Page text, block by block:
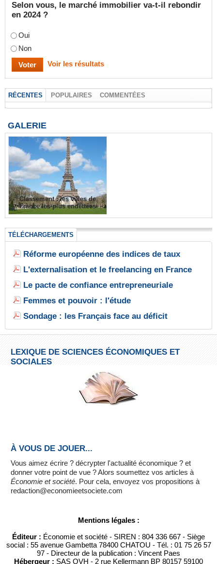
Selon vous, le marché immobilier va-t-il rebondir
en 2024 ?
Oui
Non
Voir les résultats
RÉCENTES POPULAIRES COMMENTÉES
GALERIE
Classement : les villes de
France les plus endettées
TÉLÉCHARGEMENTS
Réforme européenne des indices de taux
L'externalisation et le freelancing en France
Le pacte de confiance entrepreneuriale
Femmes et pouvoir : l'étude
Sondage : les Français face au déficit
LEXIQUE DE SCIENCES ÉCONOMIQUES ET
SOCIALES
À VOUS DE JOUER...
Vous aimez écrire ? décrypter l'actualité économique ? et
donner votre point de vue ? Alors soumettez vos articles à
Économie et société. Pour cela, envoyez vos propositions à
redaction@economieetsociete.com
Mentions légales :
Éditeur : Économie et société - SIREN : 804 336 667 - Siège
social : 55 avenue Gambetta 78400 CHATOU - Tél. : 01 75 26 57
97 - Directeur de la publication : Vincent Paes
Hébergeur : SAS OVH - 2 rue Kellermann BP 80157 59100